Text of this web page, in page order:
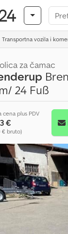
Transportna vozila i
za čamac
24 Fuß
cena plus PDV
€
€ bruto)